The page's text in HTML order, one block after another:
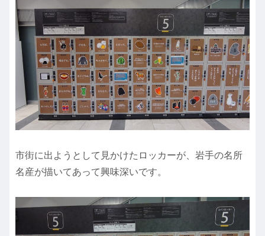
市街に出ようとして見かけたロッカーが、岩手の名所
名産が描いてあって興味深いです。